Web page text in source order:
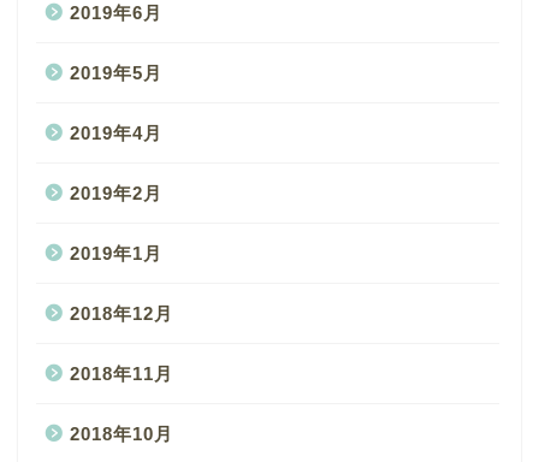
2019年6月
2019年5月
2019年4月
2019年2月
2019年1月
2018年12月
2018年11月
2018年10月